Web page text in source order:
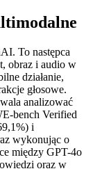
To następca
obraz i audio w
działanie,
głosowe.
analizować
bench Verified
i
wykonując o
między GPT-4o
oraz w